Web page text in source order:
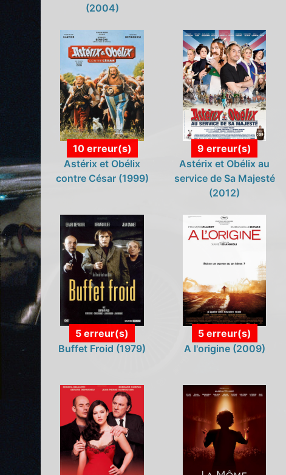
(2004)
10 erreur(s)
Astérix et Obélix
contre César (1999)
9 erreur(s)
Astérix et Obélix au
service de Sa Majesté
(2012)
5 erreur(s)
Buffet Froid (1979)
5 erreur(s)
A l'origine (2009)